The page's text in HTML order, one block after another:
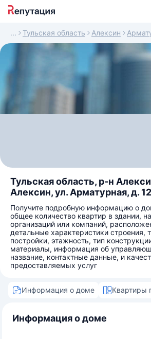
Тульская область Алексин
Тульская область, р-н
Алексин, ул. Арматурная, д. 12
Получите подробную информацию о
общее количество квартир в здании,
организаций или компаний,
детальные характеристики строения,
постройки, этажность, тип
материалы, информация об
название, контактные данные, и
предоставляемых услуг
Информация о доме Квартиры
Информация о доме